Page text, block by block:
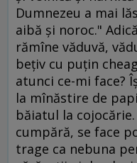
Dumnezeu a mai
aibă şi noroc."
rămîne văduvă,
beţiv cu puţin
atunci ce-mi face?
la mînăstire de
băiatul la cojocărie.
cumpără, se face
trage ca nebuna